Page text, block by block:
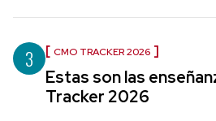
3 CMO TRACKER 2026
Estas son las
Tracker 2026